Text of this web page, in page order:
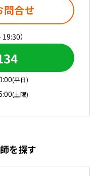
問合せ
）
(平日)
(土曜)
を探す